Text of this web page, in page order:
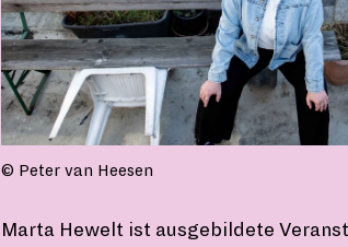
© Peter van Heesen
Marta Hewelt ist ausgebildete